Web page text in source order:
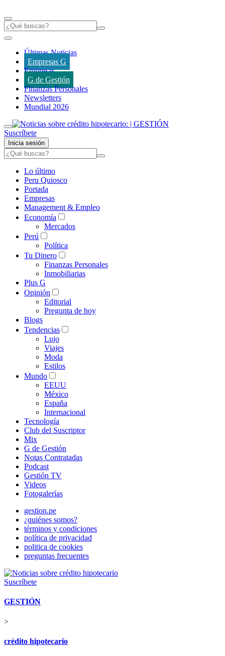
Últimas Noticias
Empresas G
Empresas
G de Gestión
Finanzas Personales
Newsletters
Mundial 2026
Suscríbete
Inicia sesión
Lo último
Peru Quiosco
Portada
Empresas
Management & Empleo
Economía
Mercados
Perú
Política
Tu Dinero
Finanzas Personales
Inmobiliarias
Plus G
Opinión
Editorial
Pregunta de hoy
Blogs
Tendencias
Lujo
Viajes
Moda
Estilos
Mundo
EEUU
México
España
Internacional
Tecnología
Club del Suscriptor
Mix
G de Gestión
Notas Contratadas
Podcast
Gestión TV
Videos
Fotogalerías
gestion.pe
¿quiénes somos?
términos y condiciones
política de privacidad
politica de cookies
preguntas frecuentes
Suscríbete
GESTIÓN
>
crédito hipotecario